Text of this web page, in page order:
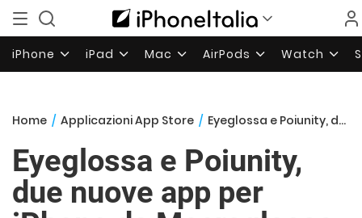
iPhone iPad Mac AirPods Watch
Home / Applicazioni App Store / Eyeglossa e Poiunity, due nuove app per iPhone da Macroglossa
Eyeglossa e Poiunity,
due nuove app per